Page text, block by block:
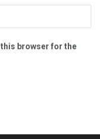
this browser for the